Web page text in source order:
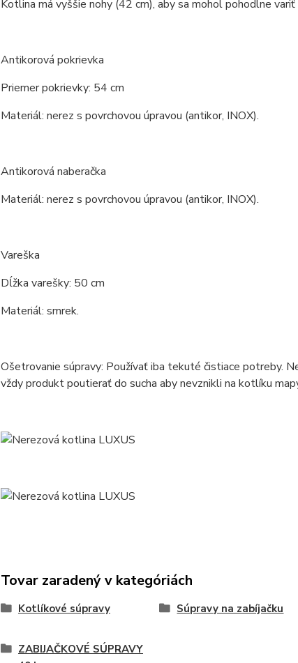
Kotlina má vyššie nohy (42 cm), aby sa mohol pohodlne
Antikorová pokrievka
Priemer pokrievky: 54 cm
Materiál: nerez s povrchovou úpravou (antikor, INOX).
Antikorová naberačka
Materiál: nerez s povrchovou úpravou (antikor, INOX).
Vareška
Dĺžka varešky: 50 cm
Materiál: smrek.
Ošetrovanie súpravy: Používať iba tekuté čistiace potreby.
vždy produkt poutierať do sucha aby nevznikli na kotlíku
Tovar zaradený v kategóriách
Kotlíkové súpravy Súpravy na zabíjačku
ZABIJAČKOVÉ SÚPRAVY